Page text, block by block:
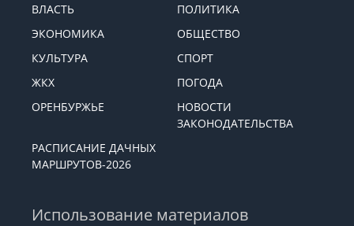
ВЛАСТЬ
ПОЛИТИКА
ЭКОНОМИКА
ОБЩЕСТВО
КУЛЬТУРА
СПОРТ
ЖКХ
ПОГОДА
ОРЕНБУРЖЬЕ
НОВОСТИ
ЗАКОНОДАТЕЛЬСТВА
РАСПИСАНИЕ ДАЧНЫХ
МАРШРУТОВ-2026
Использование материалов